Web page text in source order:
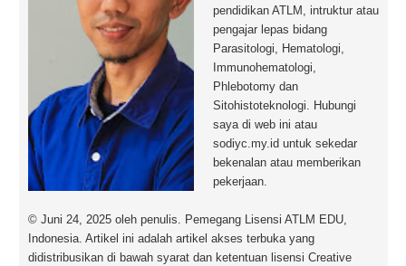
pendidikan ATLM, intruktur atau
pengajar lepas bidang
Parasitologi, Hematologi,
Immunohematologi,
Phlebotomy dan
Sitohistoteknologi. Hubungi
saya di web ini atau
sodiyc.my.id untuk sekedar
bekenalan atau memberikan
pekerjaan.
© Juni 24, 2025 oleh penulis. Pemegang Lisensi ATLM EDU,
Indonesia. Artikel ini adalah artikel akses terbuka yang
didistribusikan di bawah syarat dan ketentuan lisensi Creative